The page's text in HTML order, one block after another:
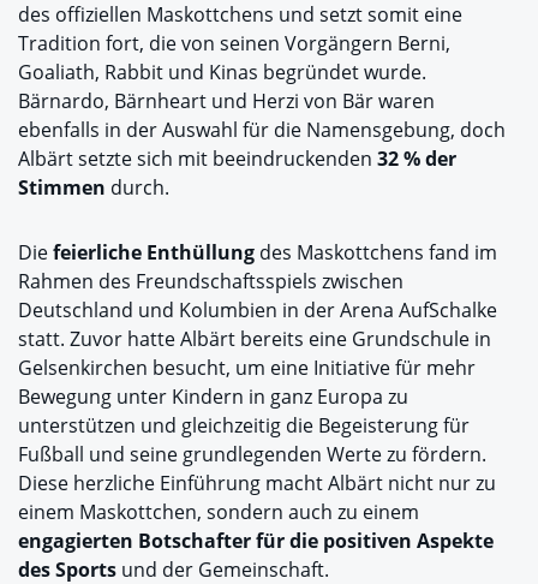
des offiziellen Maskottchens und setzt somit eine
Tradition fort, die von seinen Vorgängern Berni,
Goaliath, Rabbit und Kinas begründet wurde.
Bärnardo, Bärnheart und Herzi von Bär waren
ebenfalls in der Auswahl für die Namensgebung, doch
Albärt setzte sich mit beeindruckenden 32 % der
Stimmen durch.
Diefeierliche Enthüllung des Maskottchens fand im
Rahmen des Freundschaftsspiels zwischen
Deutschland und Kolumbien in der Arena AufSchalke
statt. Zuvor hatte Albärt bereits eine Grundschule in
Gelsenkirchen besucht, um eine Initiative für mehr
Bewegung unter Kindern in ganz Europa zu
unterstützen und gleichzeitig die Begeisterung für
Fußball und seine grundlegenden Werte zu fördern.
Diese herzliche Einführung macht Albärt nicht nur zu
einem Maskottchen, sondern auch zu einem
engagierten Botschafter für die positiven Aspekte
des Sports und der Gemeinschaft.